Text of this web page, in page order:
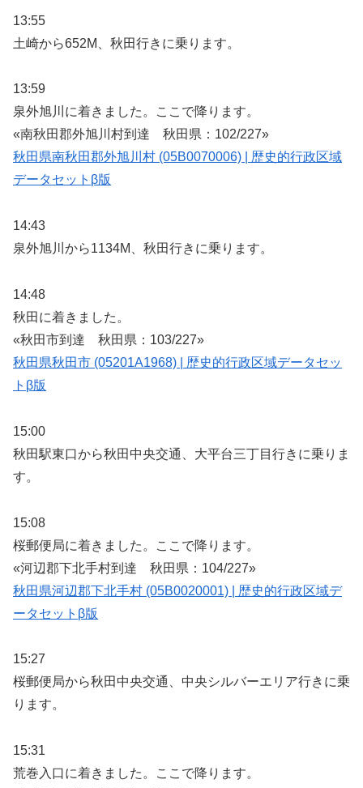
13:55
土崎から652M、秋田行きに乗ります。
13:59
泉外旭川に着きました。ここで降ります。
«南秋田郡外旭川村到達 秋田県：102/227»
秋田県南秋田郡外旭川村 (05B0070006) | 歴史的行政区域
データセットβ版
14:43
泉外旭川から1134M、秋田行きに乗ります。
14:48
秋田に着きました。
«秋田市到達 秋田県：103/227»
秋田県秋田市 (05201A1968) | 歴史的行政区域データセッ
トβ版
15:00
秋田駅東口から秋田中央交通、大平台三丁目行きに乗りま
す。
15:08
桜郵便局に着きました。ここで降ります。
«河辺郡下北手村到達 秋田県：104/227»
秋田県河辺郡下北手村 (05B0020001) | 歴史的行政区域デ
ータセットβ版
15:27
桜郵便局から秋田中央交通、中央シルバーエリア行きに乗
ります。
15:31
荒巻入口に着きました。ここで降ります。